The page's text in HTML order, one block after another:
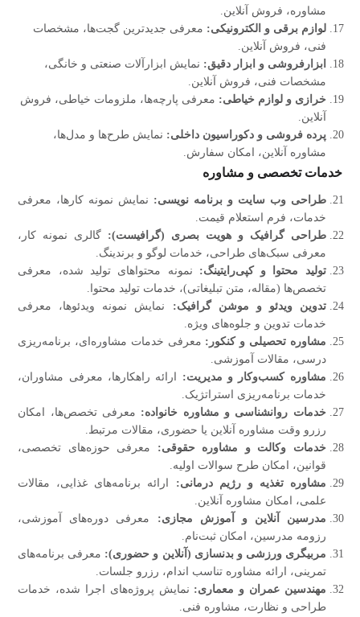
مشاوره، فروش آنلاین.
لوازم برقی و الکترونیکی: معرفی جدیدترین گجت‌ها، مشخصات
فنی، فروش آنلاین.
ابزارفروشی و ابزار دقیق: نمایش ابزارآلات صنعتی و خانگی،
مشخصات فنی، فروش آنلاین.
خرازی و لوازم خیاطی: معرفی پارچه‌ها، ملزومات خیاطی، فروش
آنلاین.
پرده‌ فروشی و دکوراسیون داخلی: نمایش طرح‌ها و مدل‌ها،
مشاوره آنلاین، امکان سفارش.
خدمات تخصصی و مشاوره
طراحی وب‌ سایت و برنامه‌ نویسی: نمایش نمونه کارها، معرفی
خدمات، فرم استعلام قیمت.
طراحی گرافیک و هویت بصری (گرافیست): گالری نمونه کار،
معرفی سبک‌های طراحی، خدمات لوگو و برندینگ.
تولید محتوا و کپی‌رایتینگ: نمونه محتواهای تولید شده، معرفی
تخصص‌ها (مقاله، متن تبلیغاتی)، خدمات تولید محتوا.
تدوین ویدئو و موشن گرافیک: نمایش نمونه ویدئوها، معرفی
خدمات تدوین و جلوه‌های ویژه.
مشاوره تحصیلی و کنکور: معرفی خدمات مشاوره‌ای، برنامه‌ریزی
درسی، مقالات آموزشی.
مشاوره کسب‌وکار و مدیریت: ارائه راهکارها، معرفی مشاوران،
خدمات برنامه‌ریزی استراتژیک.
خدمات روانشناسی و مشاوره خانواده: معرفی تخصص‌ها، امکان
رزرو وقت مشاوره آنلاین یا حضوری، مقالات مرتبط.
خدمات وکالت و مشاوره حقوقی: معرفی حوزه‌های تخصصی،
قوانین، امکان طرح سوالات اولیه.
مشاوره تغذیه و رژیم درمانی: ارائه برنامه‌های غذایی، مقالات
علمی، امکان مشاوره آنلاین.
مدرسین آنلاین و آموزش مجازی: معرفی دوره‌های آموزشی،
رزومه مدرسین، امکان ثبت‌نام.
مربیگری ورزشی و بدنسازی (آنلاین و حضوری): معرفی برنامه‌های
تمرینی، ارائه مشاوره تناسب اندام، رزرو جلسات.
مهندسین عمران و معماری: نمایش پروژه‌های اجرا شده، خدمات
طراحی و نظارت، مشاوره فنی.